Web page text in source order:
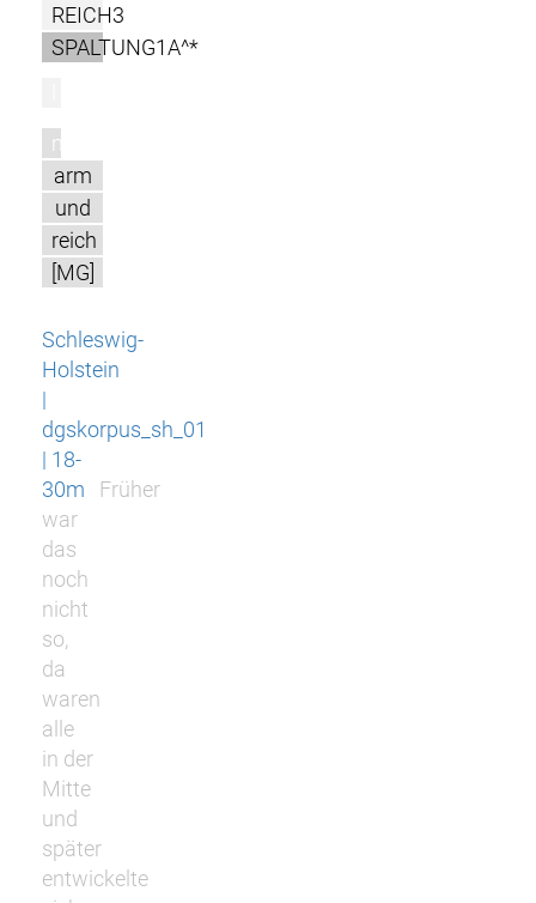
REICH3
SPALTUNG1A^*
m
arm
und
reich
[MG]
Schleswig-
Holstein
|
dgskorpus_sh_01
| 18-
30m
Früher
war
das
noch
nicht
so,
da
waren
alle
in der
Mitte
und
später
entwickelte